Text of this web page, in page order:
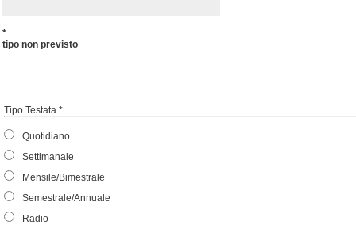
*
tipo non previsto
Tipo Testata *
Quotidiano
Settimanale
Mensile/Bimestrale
Semestrale/Annuale
Radio